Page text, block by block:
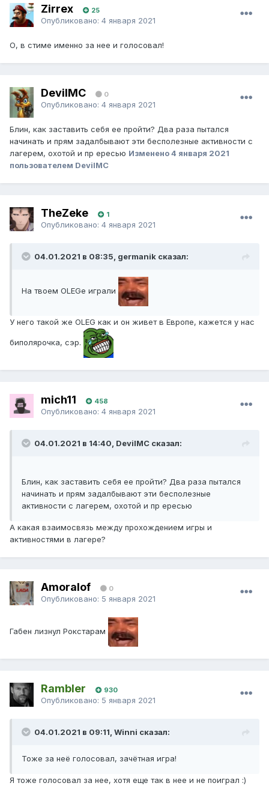
Zirrex 25
Опубликовано: 4 января 2021
О, в стиме именно за нее и голосовал!
DevilMC 0
Опубликовано: 4 января 2021
Блин, как заставить себя ее пройти? Два раза пытался
начинать и прям задалбывают эти бесполезные активности с
лагерем, охотой и пр ересью Изменено4 января 2021
пользователем DevilMC
TheZeke 1
Опубликовано: 4 января 2021
04.01.2021 в 08:35, germanik сказал:
На твоем OLEGe играли
У него такой же OLEG как и он живет в Европе, кажется у нас
биполярочка, сэр.
mich11 458
Опубликовано: 4 января 2021
04.01.2021 в 14:40, DevilMC сказал:
Блин, как заставить себя ее пройти? Два раза пытался
начинать и прям задалбывают эти бесполезные
активности с лагерем, охотой и пр ересью
А какая взаимосвязь между прохождением игры и
активностями в лагере?
Amoralof 0
Опубликовано: 5 января 2021
Габен лизнул Рокстарам
Rambler 930
Опубликовано: 5 января 2021
04.01.2021 в 09:11, Winni сказал:
Тоже за неё голосовал, зачётная игра!
Я тоже голосовал за нее, хотя еще так в нее и не поиграл :)